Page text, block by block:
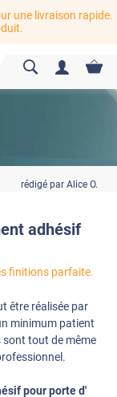
une livraison rapide.
rédigé par Alice O.
adhésif
finitions parfaite.
être réalisée par
minimum patient
sont tout de même
pour porte d'